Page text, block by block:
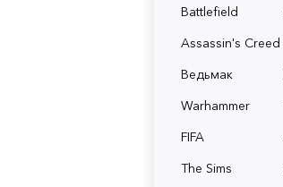
Battlefield
Assassin's Creed
Ведьмак
Warhammer
FIFA
The Sims